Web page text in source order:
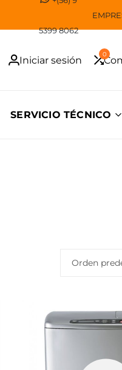
5399 8062
Iniciar sesión 0
SERVICIO TÉCNICO
Orden